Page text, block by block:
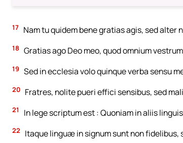
17 Nam tu quidem bene gratias agis, sed
18 Gratias ago Deo meo, quod omnium
19 Sed in ecclesia volo quinque verba sensu
20 Fratres, nolite pueri effici sensibus, sed
21 In lege scriptum est : Quoniam in aliis
22 Itaque linguæ in signum sunt non